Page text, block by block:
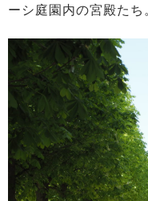
ーシ庭園内の宮殿たち。